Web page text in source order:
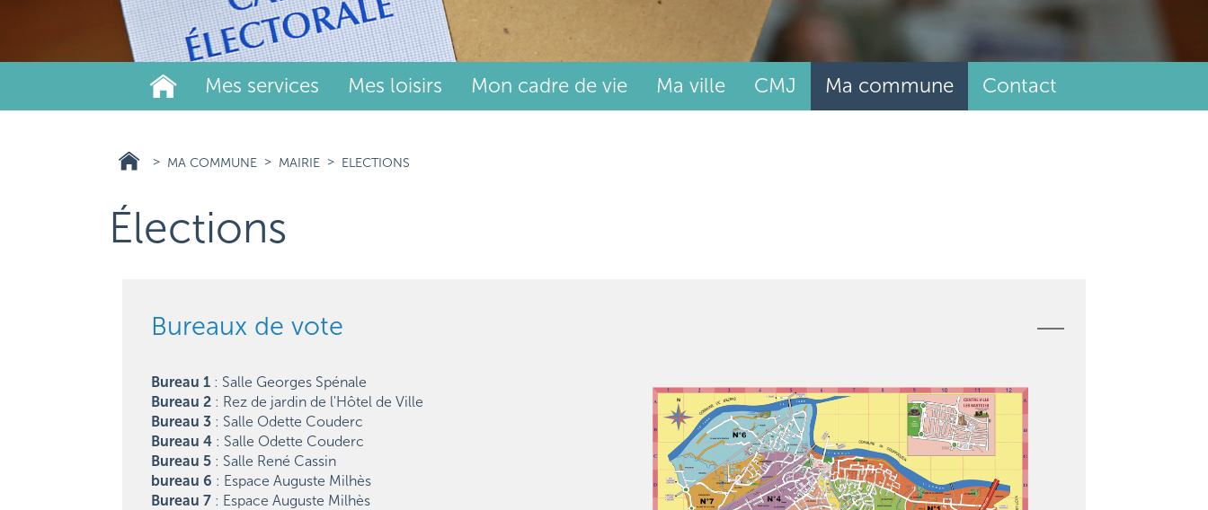
Mes services Mes loisirs Mon cadre de vie Ma ville CMJ Ma commune Contact
MA COMMUNE MAIRIE ELECTIONS
Élections
Bureaux de vote
Bureau 1: Salle Georges Spénale
Bureau 2: Rez de jardin de l'Hôtel de Ville
Bureau 3: Salle Odette Couderc
Bureau 4 : Salle Odette Couderc
Bureau 5: Salle René Cassin
bureau 6 : Espace Auguste Milhès
Bureau 7: Espace Auguste Milhès